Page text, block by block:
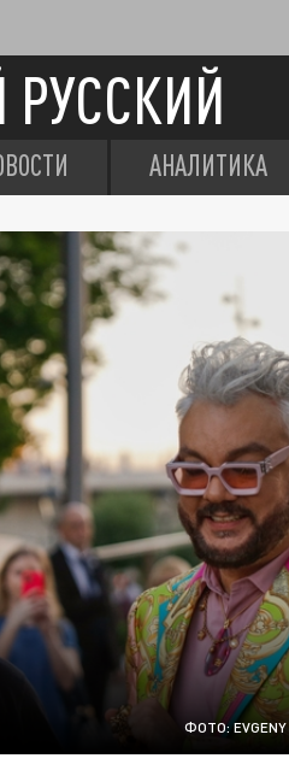
АНАЛИТИКА
ФОТО: